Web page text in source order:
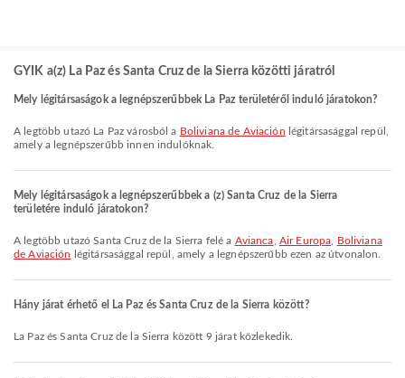
GYIK a(z) La Paz és Santa Cruz de la Sierra közötti járatról
Mely légitársaságok a legnépszerűbbek La Paz területéről induló járatokon?
A legtöbb utazó La Paz városból a Boliviana de Aviación légitársasággal repül,
amely a legnépszerűbb innen indulóknak.
Mely légitársaságok a legnépszerűbbek a (z) Santa Cruz de la Sierra
területére induló járatokon?
A legtöbb utazó Santa Cruz de la Sierra felé a Avianca Air Europa
Boliviana
de Aviación
légitársasággal repül, amely a legnépszerűbb ezen az útvonalon.
Hány járat érhető el La Paz és Santa Cruz de la Sierra között?
La Paz és Santa Cruz de la Sierra között 9 járat közlekedik.